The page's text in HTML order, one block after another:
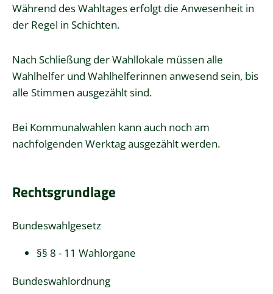
Während des Wahltages erfolgt die Anwesenheit in
der Regel in Schichten.
Nach Schließung der Wahllokale müssen alle
Wahlhelfer und Wahlhelferinnen anwesend sein, bis
alle Stimmen ausgezählt sind.
Bei Kommunalwahlen kann auch noch am
nachfolgenden Werktag ausgezählt werden.
Rechtsgrundlage
Bundeswahlgesetz
§§ 8 - 11 Wahlorgane
Bundeswahlordnung